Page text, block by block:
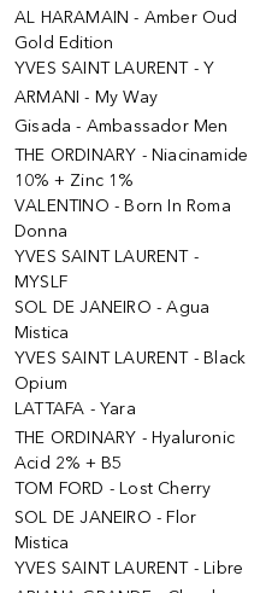
AL HARAMAIN - Amber Oud
Gold Edition
YVES SAINT LAURENT - Y
ARMANI - My Way
Gisada - Ambassador Men
THE ORDINARY - Niacinamide
10% + Zinc 1%
VALENTINO - Born In Roma
Donna
YVES SAINT LAURENT -
MYSLF
SOL DE JANEIRO - Agua
Mistica
YVES SAINT LAURENT - Black
Opium
LATTAFA - Yara
THE ORDINARY - Hyaluronic
Acid 2% + B5
TOM FORD - Lost Cherry
SOL DE JANEIRO - Flor
Mistica
YVES SAINT LAURENT - Libre